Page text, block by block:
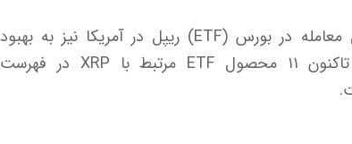
از سوی دیگر، خوش‌بینی نسبت به تایید صندوق‌های قابل معامله در بورس (ETF) ریپل در آمریکا نیز به بهبود
احساسات سرمایه‌گذاران کمک کرده است. طبق داده‌ها، تاکنون ۱۱ محصول ETF مرتبط با XRP در فهرست